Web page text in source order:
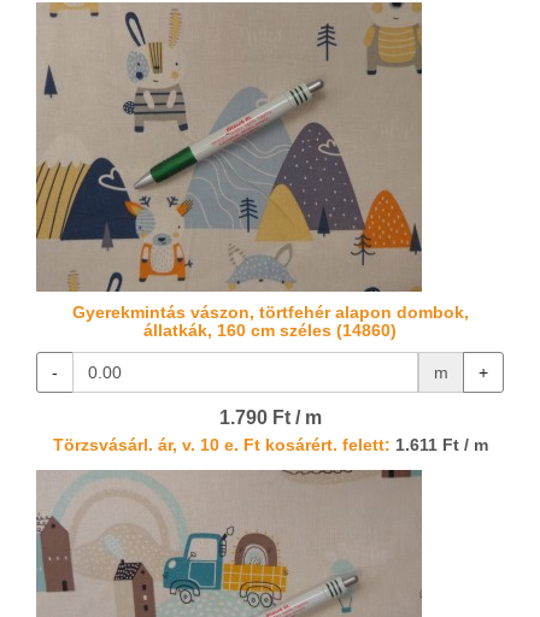
Gyerekmintás vászon, törtfehér alapon dombok,
állatkák, 160 cm széles (14860)
- m +
1.790 Ft / m
Törzsvásárl. ár, v. 10 e. Ft kosárért. felett: 1.611 Ft / m